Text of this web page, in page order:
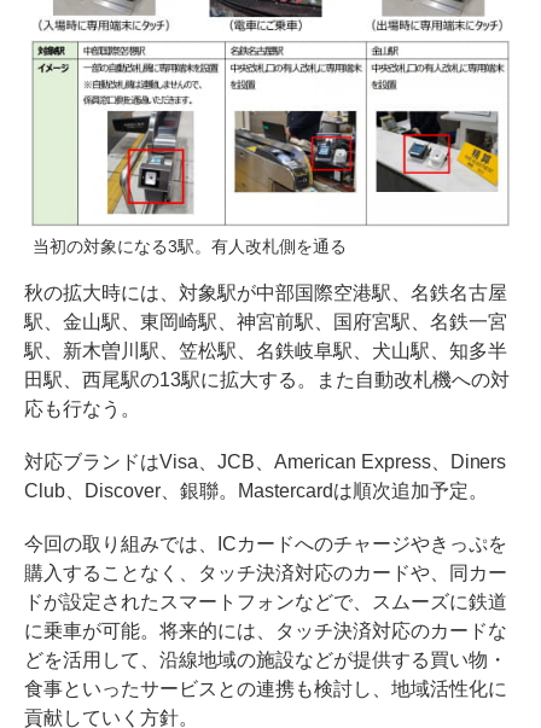
当初の対象になる3駅。有人改札側を通る
秋の拡大時には、対象駅が中部国際空港駅、名鉄名古屋
駅、金山駅、東岡崎駅、神宮前駅、国府宮駅、名鉄一宮
駅、新木曽川駅、笠松駅、名鉄岐阜駅、犬山駅、知多半
田駅、西尾駅の13駅に拡大する。また自動改札機への対
応も行なう。
対応ブランドはVisa、JCB、American Express、Diners
Club、Discover、銀聯。Mastercardは順次追加予定。
今回の取り組みでは、ICカードへのチャージやきっぷを
購入することなく、タッチ決済対応のカードや、同カー
ドが設定されたスマートフォンなどで、スムーズに鉄道
に乗車が可能。将来的には、タッチ決済対応のカードな
どを活用して、沿線地域の施設などが提供する買い物・
食事といったサービスとの連携も検討し、地域活性化に
貢献していく方針。